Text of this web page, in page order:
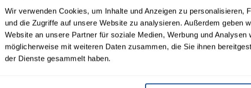
Wir verwenden Cookies, um Inhalte und Anzeigen zu personalisieren,
und die Zugriffe auf unsere Website zu analysieren. Außerdem geben
Website an unsere Partner für soziale Medien, Werbung und
möglicherweise mit weiteren Daten zusammen, die Sie ihnen
der Dienste gesammelt haben.